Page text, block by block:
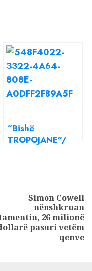
“Bishë
TROPOJANE”/
Simon Cowell
nënshkruan
26 milionë
pasuri vetëm
qenve